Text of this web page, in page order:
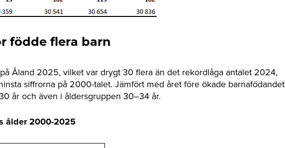
födde flera barn
Åland 2025, vilket var drygt 30 flera än det rekordlåga antalet 2024,
siffrorna på 2000-talet. Jämfört med året före ökade barnafödandet
år och även i åldersgruppen 30–34 år.
ålder 2000-2025